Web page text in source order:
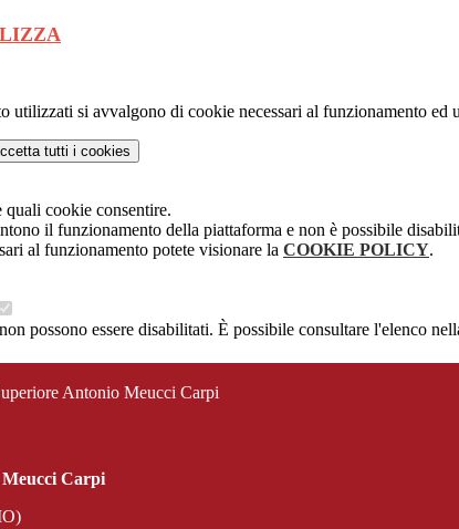
utilizzati si avvalgono di cookie necessari al funzionamento ed
tutti i cookies
quali cookie consentire.
il funzionamento della piattaforma e non è possibile
al funzionamento potete visionare la COOKIE POLICY.
possono essere disabilitati. È possibile consultare l'elenco
Antonio Meucci Carpi
Carpi